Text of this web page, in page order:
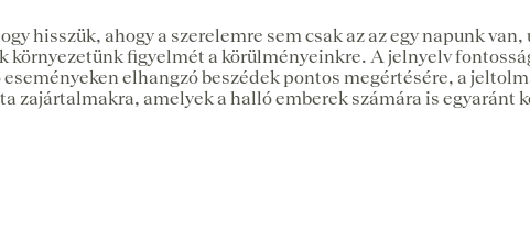
hisszük, ahogy a szerelemre sem csak az az egy napunk
figyelmét a körülményeinkre. A jelnyelv
elhangzó beszédek pontos megértésére, a
zajártalmakra, amelyek a halló emberek számára is egyaránt